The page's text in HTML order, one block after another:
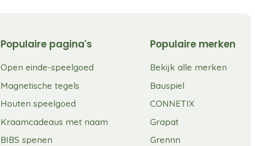
Populaire pagina's
Open einde-speelgoed
Magnetische tegels
Houten speelgoed
Kraamcadeaus met naam
BIBS spenen
Populaire merken
Bekijk alle merken
Bauspiel
CONNETIX
Grapat
Grennn